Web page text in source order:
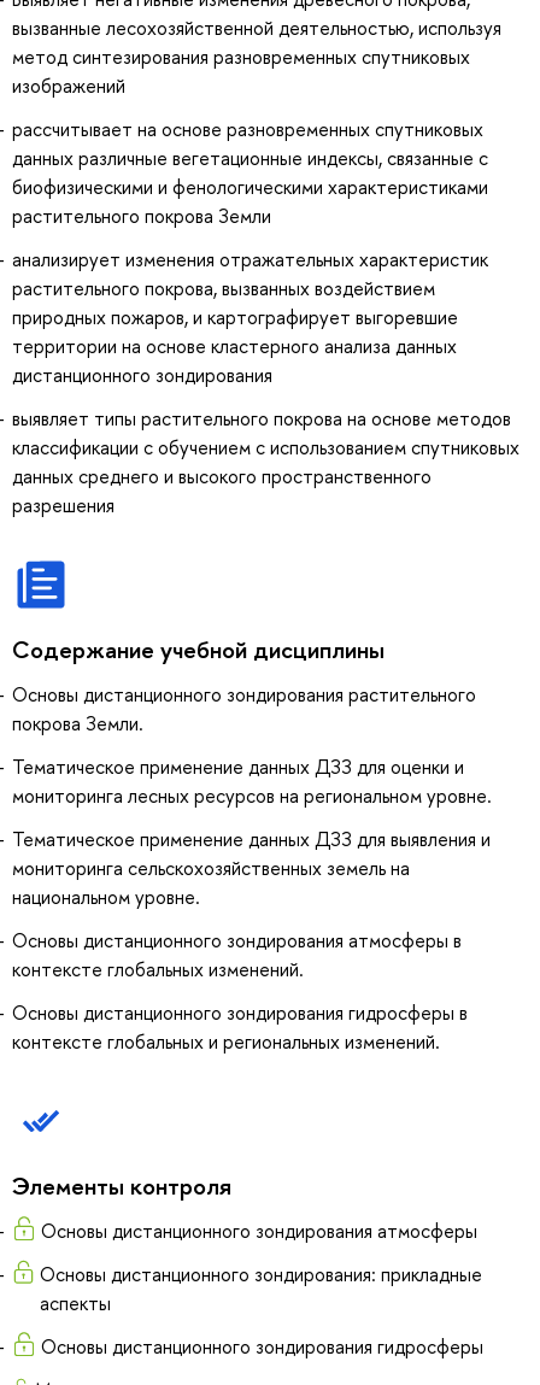
вызванные лесохозяйственной деятельностью, используя
метод синтезирования разновременных спутниковых
изображений
рассчитывает на основе разновременных спутниковых
данных различные вегетационные индексы, связанные с
биофизическими и фенологическими характеристиками
растительного покрова Земли
анализирует изменения отражательных характеристик
растительного покрова, вызванных воздействием
природных пожаров, и картографирует выгоревшие
территории на основе кластерного анализа данных
дистанционного зондирования
выявляет типы растительного покрова на основе методов
классификации с обучением с использованием спутниковых
данных среднего и высокого пространственного
разрешения
Содержание учебной дисциплины
Основы дистанционного зондирования растительного
покрова Земли.
Тематическое применение данных ДЗЗ для оценки и
мониторинга лесных ресурсов на региональном уровне.
Тематическое применение данных ДЗЗ для выявления и
мониторинга сельскохозяйственных земель на
национальном уровне.
Основы дистанционного зондирования атмосферы в
контексте глобальных изменений.
Основы дистанционного зондирования гидросферы в
контексте глобальных и региональных изменений.
Элементы контроля
Основы дистанционного зондирования атмосферы
Основы дистанционного зондирования: прикладные
аспекты
Основы дистанционного зондирования гидросферы